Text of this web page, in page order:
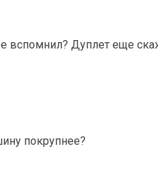
вспомнил? Дуплет еще
покрупнее?